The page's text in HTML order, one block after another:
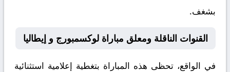
بشغف.
القنوات الناقلة ومعلق مباراة لوكسمبورج و إيطاليا
في الواقع، تحظى هذه المباراة بتغطية إعلامية استثنائية